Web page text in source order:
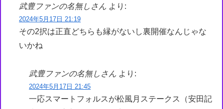
武豊ファンの名無しさん より:
2024年5月17日 21:19
その2択は正直どちらも縁がないし裏開催なんじゃな
いかね
武豊ファンの名無しさん より:
2024年5月17日 21:45
一応スマートフォルスが松風月ステークス（安田記